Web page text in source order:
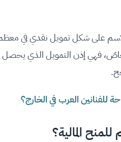
الاسم على شكل تمويل نقدي في
فهي إذن التمويل الذي يحصل
للفنانين العرب في الخارج؟
المالية؟